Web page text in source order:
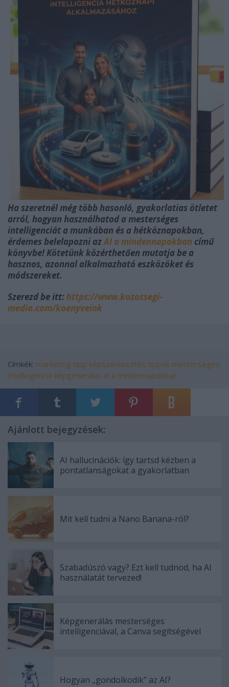
Ha szeretnél még több hasonló, gyakorlatias ötletet
arról, hogyan használhatod a mesterséges
intelligenciát a munkában és a hétköznapokban,
érdemes belelapozni azAI a mindennapokban című
könyvbe! Kötetünk közérthetően mutatja be a
hasznos, azonnal alkalmazható eszközöket és
módszereket.
Szerezd be itt:https://www.kozossegi-
media.com/koenyveink
Címkék: marketing tipp képszerkesztés tippek mesterséges
intellingencia képgenerálás ai a mindennapokban
Ajánlott bejegyzések:
AI hallucinációk: így tartsd kézben a
pontatlanságokat a gyakorlatban
Mit kell tudni a Nano Banana-ról?
Szabadúszó vagy? Ezt kell tudnod, ha AI
használatát tervezed!
Képgenerálás mesterséges
intelligenciával, a Canva segítségével
Hogyan „gondolkodik” az AI?